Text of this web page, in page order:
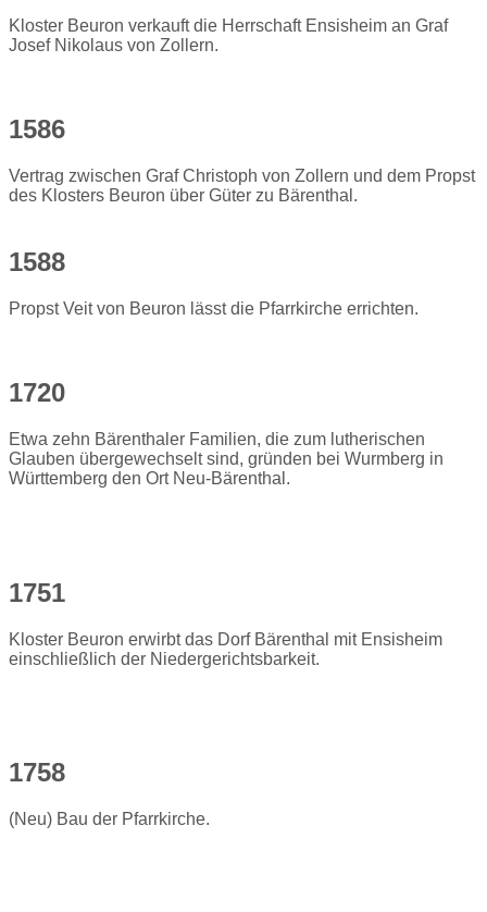
Kloster Beuron verkauft die Herrschaft Ensisheim an Graf
Josef Nikolaus von Zollern.
1586
Vertrag zwischen Graf Christoph von Zollern und dem Propst
des Klosters Beuron über Güter zu Bärenthal.
1588
Propst Veit von Beuron lässt die Pfarrkirche errichten.
1720
Etwa zehn Bärenthaler Familien, die zum lutherischen
Glauben übergewechselt sind, gründen bei Wurmberg in
Württemberg den Ort Neu-Bärenthal.
1751
Kloster Beuron erwirbt das Dorf Bärenthal mit Ensisheim
einschließlich der Niedergerichtsbarkeit.
1758
(Neu) Bau der Pfarrkirche.